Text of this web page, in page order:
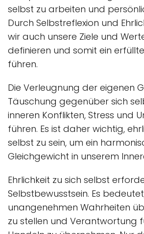
selbst zu arbeiten und
Durch Selbstreflexion und
wir auch unsere Ziele und
definieren und somit ein
führen.
Die Verleugnung der eigenen
Täuschung gegenüber sich
inneren Konflikten, Stress und
führen. Es ist daher wichtig,
selbst zu sein, um ein
Gleichgewicht in unserem
Ehrlichkeit zu sich selbst
Selbstbewusstsein. Es
unangenehmen Wahrheiten
zu stellen und Verantwortung